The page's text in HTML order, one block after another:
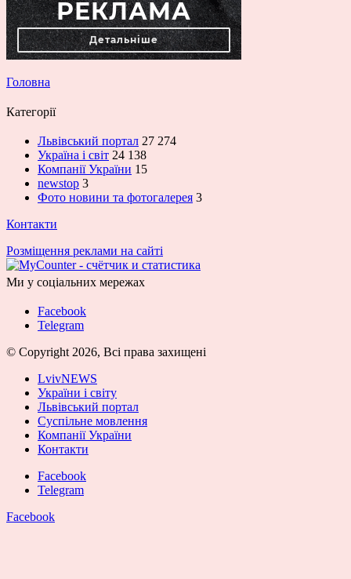
Головна
Категорії
Львівський портал 27 274
Україна і світ 24 138
Компанії України 15
newstop 3
Фото новини та фотогалерея 3
Контакти
Розміщення реклами на сайті
Ми у соціальних мережах
Facebook
Telegram
© Copyright 2026, Всі права захищені
LvivNEWS
України і світу
Львівський портал
Суспільне мовлення
Компанії України
Контакти
Facebook
Telegram
Facebook